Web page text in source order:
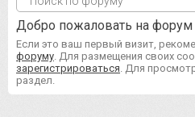
Добро пожаловать на форум
Если это ваш первый визит,
форуму . Для размещения своих
зарегистрироваться . Для
раздел.